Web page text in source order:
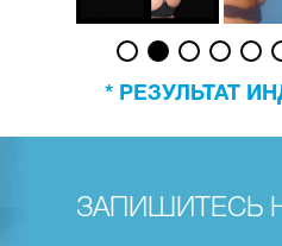
* РЕЗУЛЬТАТ
ЗАПИШИТЕСЬ